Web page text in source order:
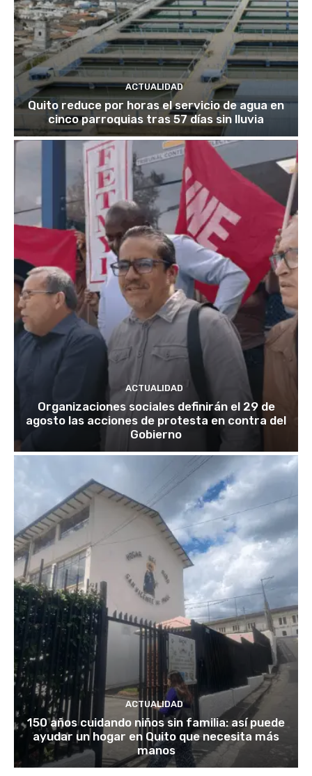
ACTUALIDAD
Quito reduce por horas el servicio de agua en
cinco parroquias tras 57 días sin lluvia
ACTUALIDAD
Organizaciones sociales definirán el 29 de
agosto las acciones de protesta en contra del
Gobierno
ACTUALIDAD
150 años cuidando niños sin familia: así puede
ayudar un hogar en Quito que necesita más
manos